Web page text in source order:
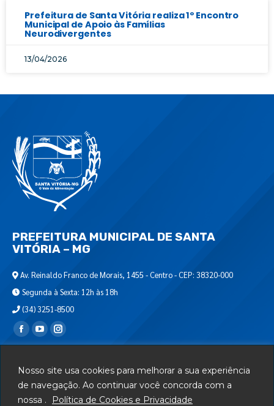
Nosso site usa cookies para melhorar a sua experiência
de navegação. Ao continuar você concorda com a
nossa .
Política de Cookies e Privacidade
Prefeitura de Santa Vitória realiza 1º Encontro
Municipal de Apoio às Famílias
Neurodivergentes
13/04/2026
PREFEITURA MUNICIPAL DE SANTA
VITÓRIA – MG
Av. Reinaldo Franco de Morais, 1455 - Centro - CEP: 38320-000
Segunda à Sexta: 12h às 18h
(34) 3251-8500
Encontre-nos em:
Departamento de T.I.
Serviços